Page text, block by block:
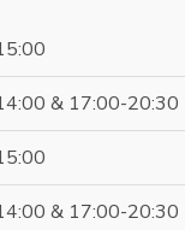
& 17:00-20:30
& 17:00-20:30